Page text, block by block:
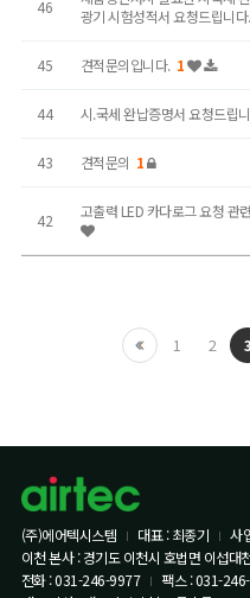
46
광기 시험성적서 요청드립니다.
45 견적문의입니다. 1
44 시.국세 완납증명서 요청드립
43 견적문의 1
42 고출력 LED 카다로그 요청 관
1 2 3
(주)에어텍시스템 대표 : 최종기
사
이천 본사 : 경기도 이천시 호법면 이섭대
전화 : 031-246-9977
팩스 : 031-